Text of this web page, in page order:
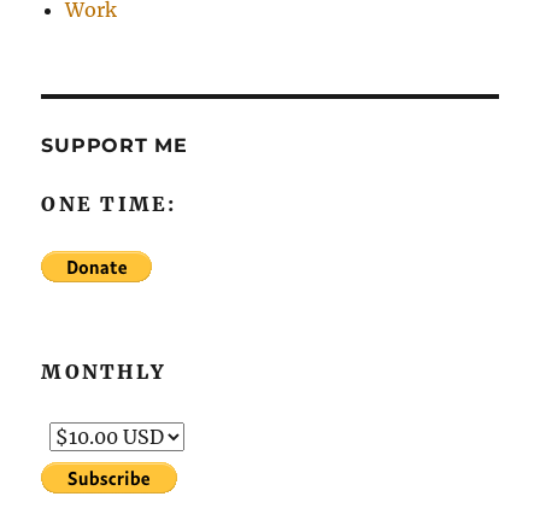
Work
SUPPORT ME
ONE TIME:
MONTHLY